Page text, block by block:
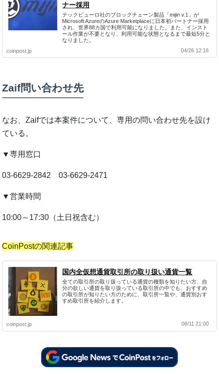
ナー採用
テックビューロ社のブロックチェーン製品「mijin v.1」が
Microsoft AzureのAzure Marketplace​に日本初パートナー採用
され、世界88カ国で利用可能になりました。また、インスト
ール作業が不要となり、利用可能な状態となるまで最短5分と
なりました。
coinpost.jp
04/26 12:16
Zaif問い合わせ先
なお、Zaifでは本案件について、専用の問い合わせ先を設け
ている。
▼専用窓口
03-6629-2842 03-6629-2471
▼営業時間
10:00～17:30（土日祝含む）
CoinPostの関連記事
国内全仮想通貨取引所の取り扱い通貨一覧
全ての取引所の取り扱っている通貨の種類を知りたい方、自
分の欲しい通貨を取り扱っている取引所の中でも、おすすめ
の取引所が知りたい方のために、取引所一覧や、通貨別おす
すめ取引所を紹介します。
coinpost.jp 08/11 21:00